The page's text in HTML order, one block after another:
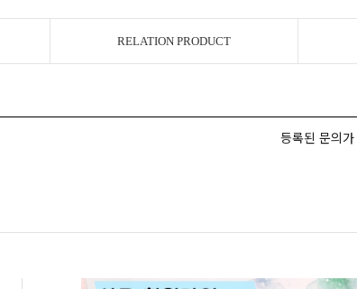
RELATION PRODUCT
등록된 문의